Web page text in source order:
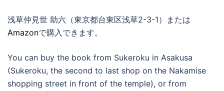
浅草仲見世 助六（東京都台東区浅草2-3-1）または
Amazonで購入できます。
You can buy the book from Sukeroku in Asakusa
(Sukeroku, the second to last shop on the Nakamise
shopping street in front of the temple), or from